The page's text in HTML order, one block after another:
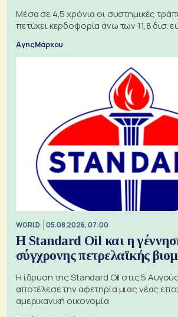
Μέσα σε 4,5 χρόνια οι συστημικές
πετύχει κερδοφορία άνω των 11,8 δισ.
Αγης Μάρκου
WORLD 05.08.2026, 07:00
Η Standard Oil και η
σύγχρονης πετρελαϊκής
Η ίδρυση της Standard Oil στις 5
αποτέλεσε την αφετηρία μιας νέας
αμερικανική οικονομία